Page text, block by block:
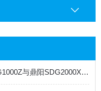
信号发生器选购指南：普源DG1000Z与鼎阳SDG2000X全面对比